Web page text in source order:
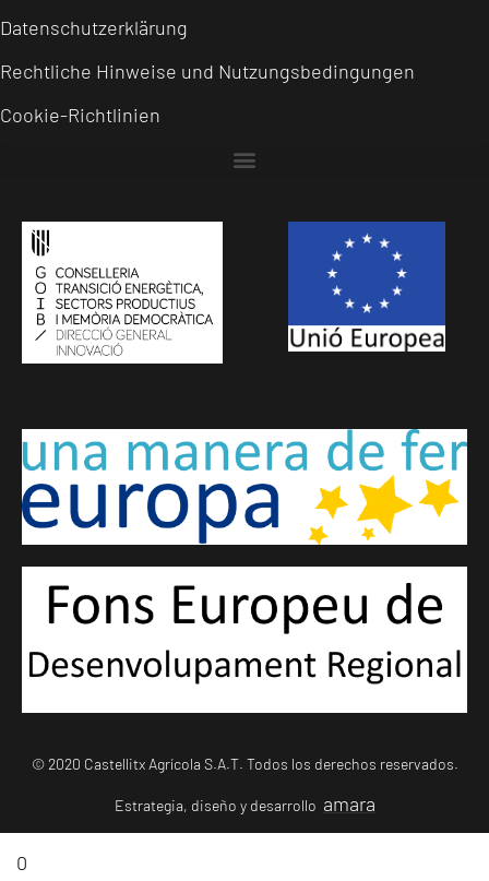
Datenschutzerklärung
Rechtliche Hinweise und Nutzungsbedingungen
Cookie-Richtlinien
© 2020 Castellitx Agrícola S.A.T. Todos los derechos reservados.
Estrategia, diseño y desarrollo amara
0